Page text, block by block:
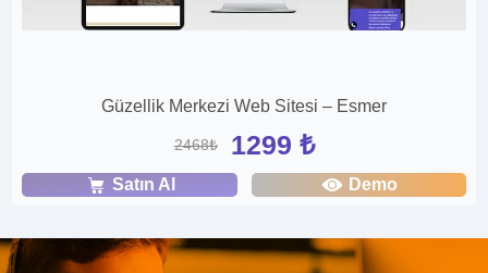
Güzellik Merkezi Web Sitesi – Esmer
2468₺ 1299 ₺
Satın Al Demo